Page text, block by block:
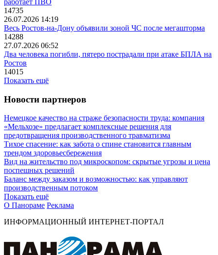
работает ПВО
14735
26.07.2026 14:19
Весь Ростов-на-Дону объявили зоной ЧС после мегашторма
14288
27.07.2026 06:52
Два человека погибли, пятеро пострадали при атаке БПЛА на
Ростов
14015
Показать ещё
Новости партнеров
Немецкое качество на страже безопасности труда: компания
«Мельхозе» предлагает комплексные решения для
предотвращения производственного травматизма
Тихое спасение: как забота о спине становится главным
трендом здоровьесбережения
Вид на жительство под микроскопом: скрытые угрозы и цена
поспешных решений
Баланс между заказом и возможностью: как управляют
производственным потоком
Показать ещё
О Панораме Реклама
ИНФОРМАЦИОННЫЙ ИНТЕРНЕТ-ПОРТАЛ